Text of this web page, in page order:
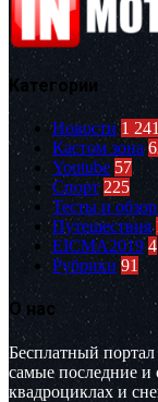
Категории
Новости 1 241
Кастом зона
Youtube 57
Спорт 225
Тесты и
Путешествия
EICMA2019 4
Рубрики 91
О нас
Бесплатный
самые последние и
квадроциклах и